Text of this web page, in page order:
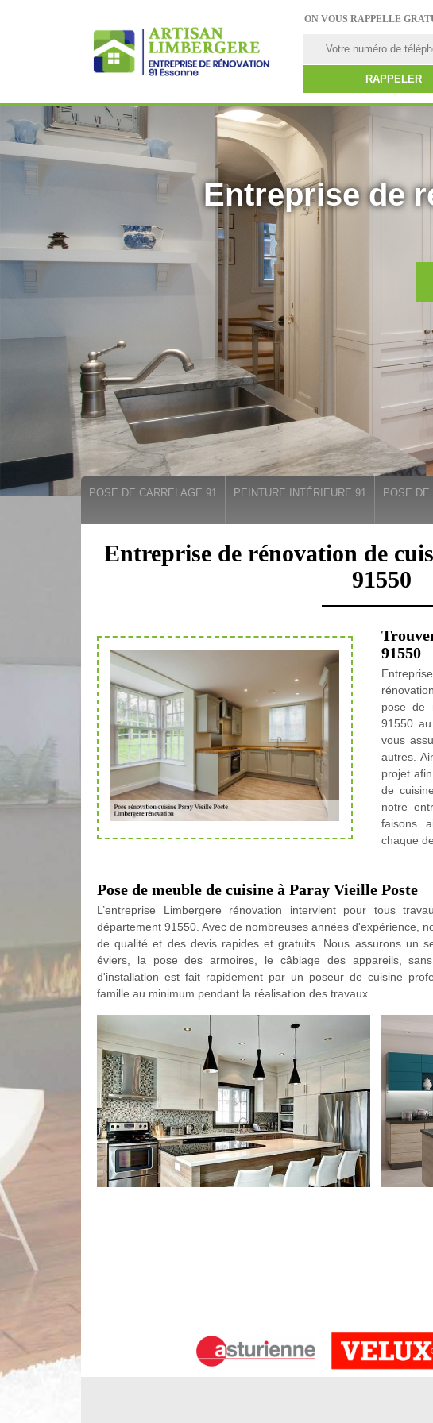
ON VOUS RAPPELLE
Entreprise de
POSE DE CARRELAGE 91 PEINTURE INTÉRIEURE 91 POSE DE
Entreprise de rénovation de
91550
91550
pose de
91550
vous
autres.
projet
de
notre
faisons
chaque
Pose de meuble de cuisine à Paray Vieille Poste
L’entreprise Limbergere rénovation intervient pour tous
département 91550. Avec de nombreuses années d'expérience,
de qualité et des devis rapides et gratuits. Nous assurons un
éviers, la pose des armoires, le câblage des appareils,
d'installation est fait rapidement par un poseur de cuisine
famille au minimum pendant la réalisation des travaux.
divers meubles et équipements de cuisine. Pour assurer un
connaître le meilleur emplacement des meubles afin
demande, nous octroyons un devis pose de cuisine gratuit.
adéquat à vos demandes.